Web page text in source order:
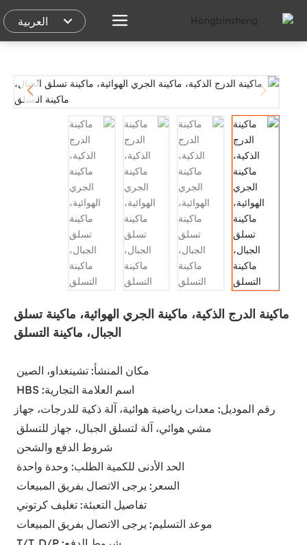
العربية
العربية
España
ماكينة الدرج الذكية، ماكينة الجري الهوائية، ماكينة تسلق
الجبال، ماكينة التسلق
رقم الموديل: معدات رياضية هوائية، آلة ذكية للدرجات، جهاز